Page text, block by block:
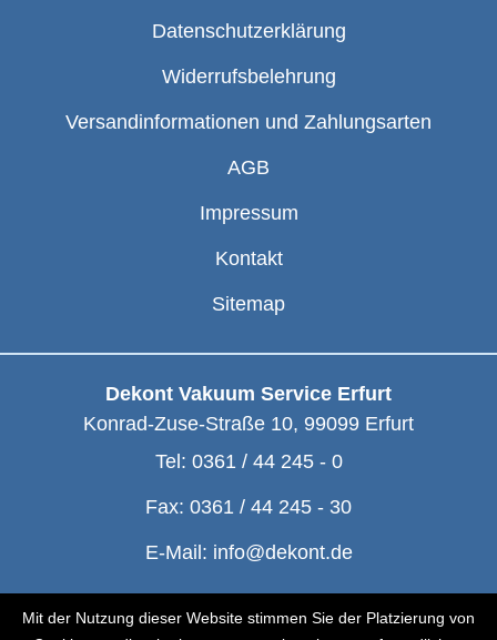
Mit der Nutzung dieser Website stimmen Sie der Platzierung von
Datenschutzerklärung
Widerrufsbelehrung
Versandinformationen und Zahlungsarten
AGB
Impressum
Kontakt
Sitemap
Dekont Vakuum Service Erfurt
Konrad-Zuse-Straße 10, 99099 Erfurt
Tel: 0361 / 44 245 - 0
Fax: 0361 / 44 245 - 30
E-Mail: info@dekont.de
© Dekont 1991 - 2026